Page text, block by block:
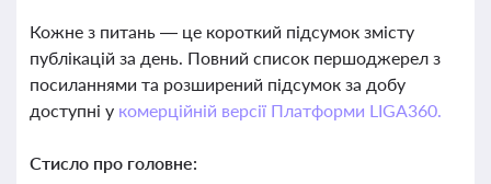
Кожне з питань — це короткий підсумок змісту
публікацій за день. Повний список першоджерел з
посиланнями та розширений підсумок за добу
доступні у комерційній версії Платформи LIGA360.
Стисло про головне: